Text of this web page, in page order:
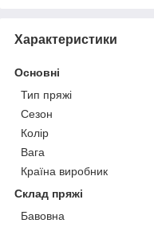
Характеристики
Основні
Тип пряжі
Сезон
Колір
Вага
Країна виробник
Склад пряжі
Бавовна